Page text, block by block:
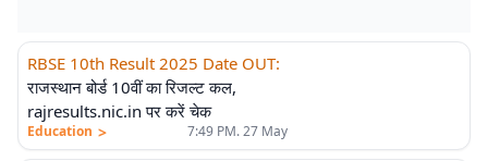
RBSE 10th Result 2025 Date OUT:
राजस्थान बोर्ड 10वीं का रिजल्ट कल,
rajresults.nic.in पर करें चेक
Education > 7:49 PM. 27 May